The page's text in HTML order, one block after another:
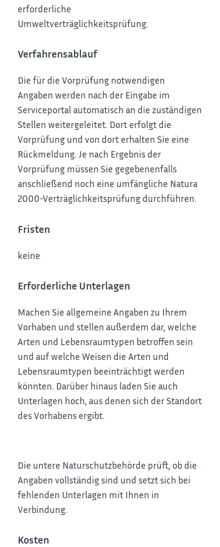
erforderliche
Umweltverträglichkeitsprüfung.
Verfahrensablauf
Die für die Vorprüfung notwendigen
Angaben werden nach der Eingabe im
Serviceportal automatisch an die zuständigen
Stellen weitergeleitet. Dort erfolgt die
Vorprüfung und von dort erhalten Sie eine
Rückmeldung. Je nach Ergebnis der
Vorprüfung müssen Sie gegebenenfalls
anschließend noch eine umfängliche Natura
2000-Verträglichkeitsprüfung durchführen.
Fristen
keine
Erforderliche Unterlagen
Machen Sie allgemeine Angaben zu Ihrem
Vorhaben und stellen außerdem dar, welche
Arten und Lebensraumtypen betroffen sein
und auf welche Weisen die Arten und
Lebensraumtypen beeinträchtigt werden
könnten. Darüber hinaus laden Sie auch
Unterlagen hoch, aus denen sich der Standort
des Vorhabens ergibt.
Die untere Naturschutzbehörde prüft, ob die
Angaben vollständig sind und setzt sich bei
fehlenden Unterlagen mit Ihnen in
Verbindung.
Kosten